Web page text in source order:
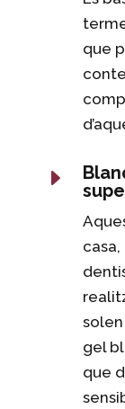
que
E
gel
que